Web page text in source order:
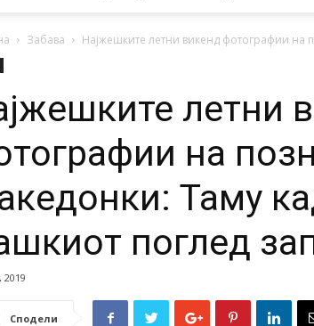
Забава Најжешките летни викенд фотографии на
летни
на
Таму
поглед
2019
Сподели